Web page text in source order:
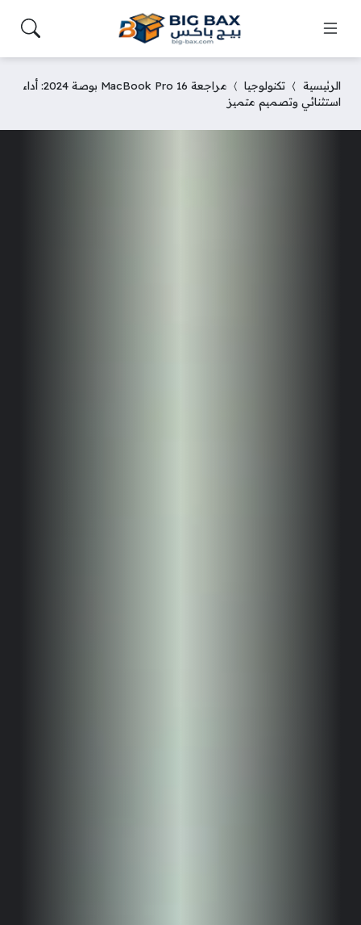
الرئيسية تكنولوجيا
مراجعة MacBook Pro 16 بوصة 2024: أداء
استثنائي وتصميم متميز